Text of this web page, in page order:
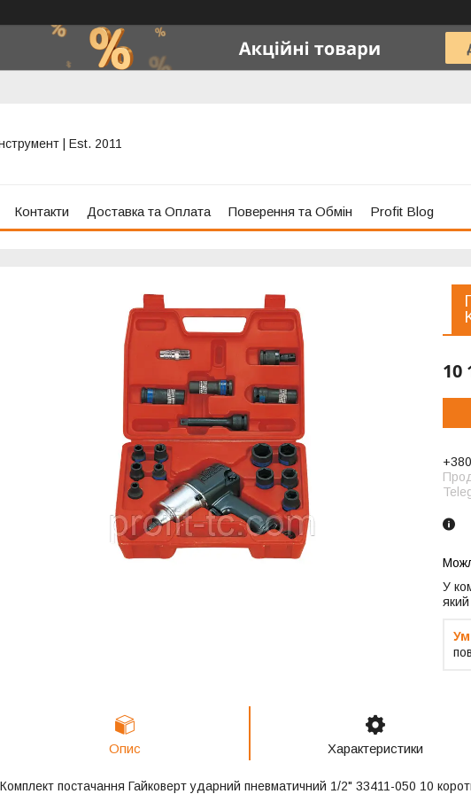
| Est. 2011
Контакти Доставка та Оплата Поверення та Обмін Profit Blog
10
У
Опис Характеристики
Комплект постачання Гайковерт ударний пневматичний 1/2" 33411-050 10